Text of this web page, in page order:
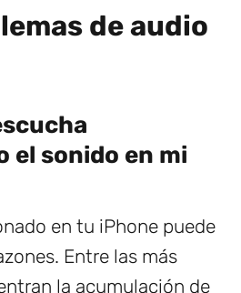
de audio
el sonido en mi
en tu iPhone puede
Entre las más
la acumulación de